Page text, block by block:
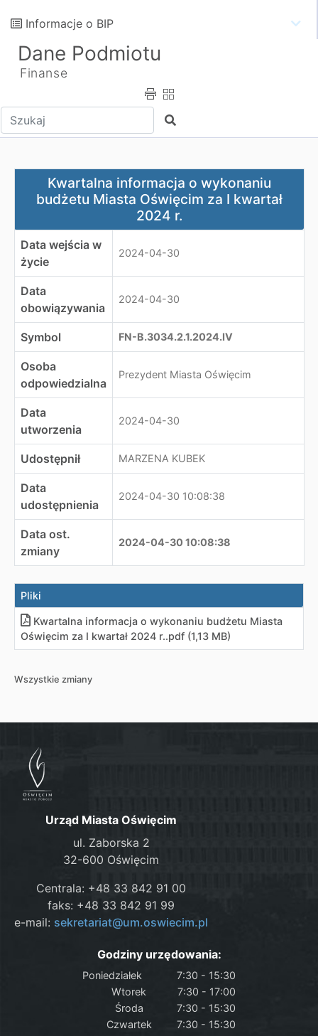
Informacje o BIP
Dane Podmiotu
Finanse
Wpisz tekst do wyszukania Szukaj
Kwartalna informacja o wykonaniu budżetu Miasta
Kwartalna informacja o wykonaniu
budżetu Miasta Oświęcim za I kwartał
2024 r.
Data wejścia w
życie
2024-04-30
Data
obowiązywania
2024-04-30
Symbol FN-B.3034.2.1.2024.IV
Osoba
odpowiedzialna
Prezydent Miasta Oświęcim
Data
utworzenia
2024-04-30
Udostępnił MARZENA KUBEK
Data
udostępnienia
2024-04-30 10:08:38
Data ost.
zmiany
2024-04-30 10:08:38
Pliki
Kwartalna informacja o wykonaniu budżetu Miasta
Oświęcim za I kwartał 2024 r..pdf (1,13 MB)
Wszystkie zmiany
Urząd Miasta Oświęcim
ul. Zaborska 2
32-600 Oświęcim
Centrala: +48 33 842 91 00
faks: +48 33 842 91 99
e-mail: sekretariat@um.oswiecim.pl
Godziny urzędowania:
Poniedziałek
7:30 - 15:30
Wtorek
7:30 - 17:00
Środa
7:30 - 15:30
Czwartek
7:30 - 15:30